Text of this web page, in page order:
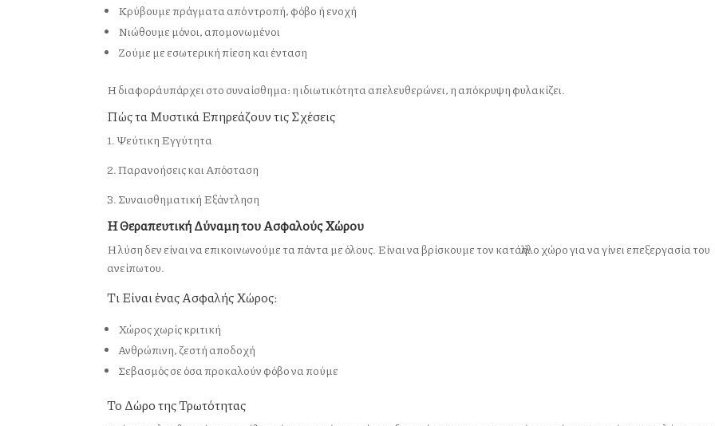
Κρύβουμε πράγματα από ντροπή, φόβο ή ενοχή
Νιώθουμε μόνοι, απομονωμένοι
Ζούμε με εσωτερική πίεση και ένταση
Η διαφορά υπάρχει στο συναίσθημα: η ιδιωτικότητα απελευθερώνει, η απόκρυψη φυλακίζει.
Πώς τα Μυστικά Επηρεάζουν τις Σχέσεις
1. Ψεύτικη Εγγύτητα
2. Παρανοήσεις και Απόσταση
3. Συναισθηματική Εξάντληση
Η Θεραπευτική Δύναμη του Ασφαλούς Χώρου
Η λύση δεν είναι να επικοινωνούμε τα πάντα με όλους. Είναι να βρίσκουμε τον κατάλληλο χώρο για να γίνει επεξεργασία του
ανείπωτου.
Τι Είναι ένας Ασφαλής Χώρος:
Χώρος χωρίς κριτική
Ανθρώπινη, ζεστή αποδοχή
Σεβασμός σε όσα προκαλούν φόβο να πούμε
Το Δώρο της Τρωτότητας